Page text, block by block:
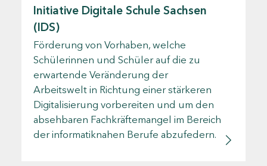
Initiative Digitale Schule Sachsen
(IDS)
Förderung von Vorhaben, welche
Schülerinnen und Schüler auf die zu
erwartende Veränderung der
Arbeitswelt in Richtung einer stärkeren
Digitalisierung vorbereiten und um den
absehbaren Fachkräftemangel im Bereich
der informatiknahen Berufe abzufedern.